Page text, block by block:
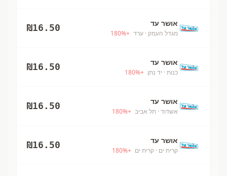
אושר עד
מגדל העמק · ערד +
180%
₪16.50
אושר עד
כנות · יד נתן +
180%
₪16.50
אושר עד
אשדוד · תל אביב +
180%
₪16.50
אושר עד
קרית ים · קרית ים +
180%
₪16.50